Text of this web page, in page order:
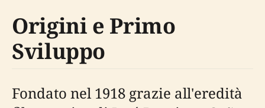
Origini e Primo
Sviluppo
Fondato nel 1918 grazie all'eredità